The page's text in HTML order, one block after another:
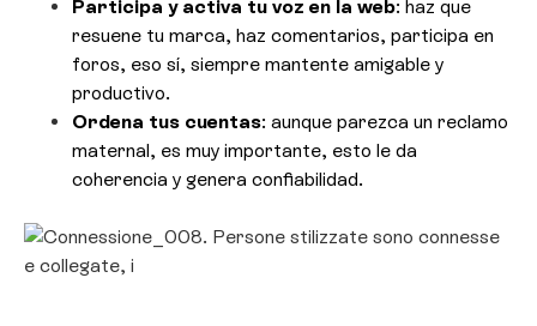
Participa y activa tu voz en la web: haz que
resuene tu marca, haz comentarios, participa en
foros, eso sí, siempre mantente amigable y
productivo.
Ordena tus cuentas: aunque parezca un reclamo
maternal, es muy importante, esto le da
coherencia y genera confiabilidad.